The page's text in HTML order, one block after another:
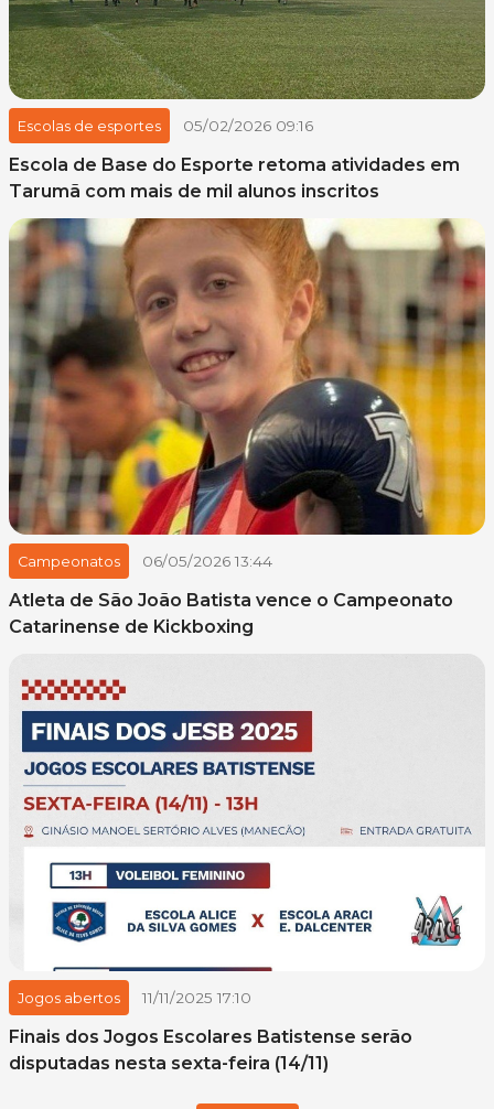
Escolas de esportes 05/02/2026 09:16
Escola de Base do Esporte retoma atividades em
Tarumã com mais de mil alunos inscritos
Campeonatos 06/05/2026 13:44
Atleta de São João Batista vence o Campeonato
Catarinense de Kickboxing
Jogos abertos 11/11/2025 17:10
Finais dos Jogos Escolares Batistense serão
disputadas nesta sexta-feira (14/11)